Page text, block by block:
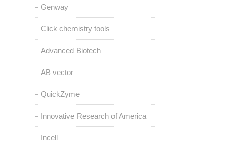
Genway
Click chemistry tools
Advanced Biotech
AB vector
QuickZyme
Innovative Research of America
Incell